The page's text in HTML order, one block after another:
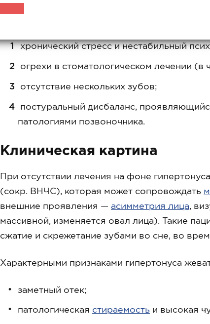
хронический стресс и нестабильный
огрехи в стоматологическом лечении
отсутствие нескольких зубов;
постуральный дисбаланс,
патологиями позвоночника.
Клиническая картина
При отсутствии лечения на фоне
(сокр. ВНЧС), которая может сопровождать
внешние проявления — асимметрия лица,
массивной, изменяется овал лица). Такие
сжатие и скрежетание зубами во сне, во
Характерными признаками гипертонуса
заметный отек;
патологическая стираемость и высокая